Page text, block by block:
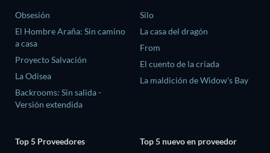
Obsesión
El Hombre Araña: Sin camino
a casa
Proyecto Salvación
La Odisea
Backrooms: Sin salida -
Versión extendida
Silo
La casa del dragón
From
El cuento de la criada
La maldición de Widow's Bay
Top 5 Proveedores
Top 5 nuevo en proveedor